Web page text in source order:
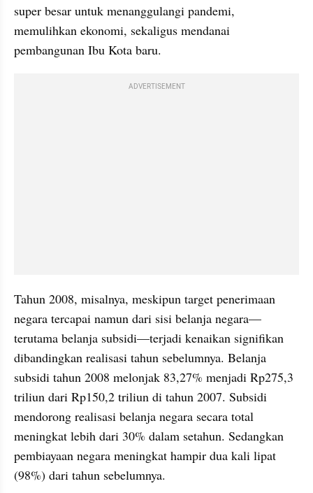
super besar untuk menanggulangi pandemi,
memulihkan ekonomi, sekaligus mendanai
pembangunan Ibu Kota baru.
ADVERTISEMENT
Tahun 2008, misalnya, meskipun target penerimaan
negara tercapai namun dari sisi belanja negara—
terutama belanja subsidi—terjadi kenaikan signifikan
dibandingkan realisasi tahun sebelumnya. Belanja
subsidi tahun 2008 melonjak 83,27% menjadi Rp275,3
triliun dari Rp150,2 triliun di tahun 2007. Subsidi
mendorong realisasi belanja negara secara total
meningkat lebih dari 30% dalam setahun. Sedangkan
pembiayaan negara meningkat hampir dua kali lipat
(98%) dari tahun sebelumnya.